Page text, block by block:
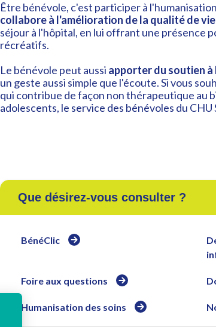
Être bénévole, c'est participer à
collabore à l'amélioration de la qualité de
séjour à l'hôpital, en lui offrant une présence
récréatifs.
Le bénévole peut aussi apporter du soutien
un geste aussi simple que l'écoute. Si vous
qui contribue de façon non thérapeutique au
adolescents, le service des bénévoles du
Que désirez-vous consulter ?
BénéClic
Foire aux questions
Humanisation des soins